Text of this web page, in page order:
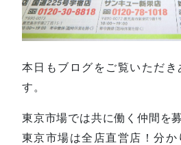
本日もブログをご覧いただき
す。
東京市場では共に働く仲間を
東京市場は全店直営店！分